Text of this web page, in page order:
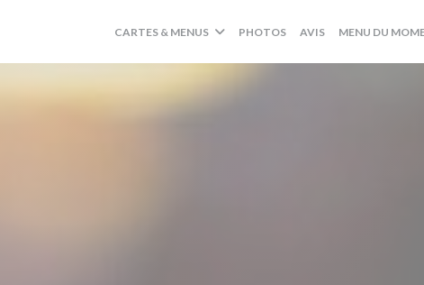
CARTES & MENUS PHOTOS AVIS MENU DU